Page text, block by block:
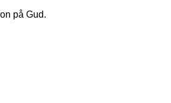
på Gud.